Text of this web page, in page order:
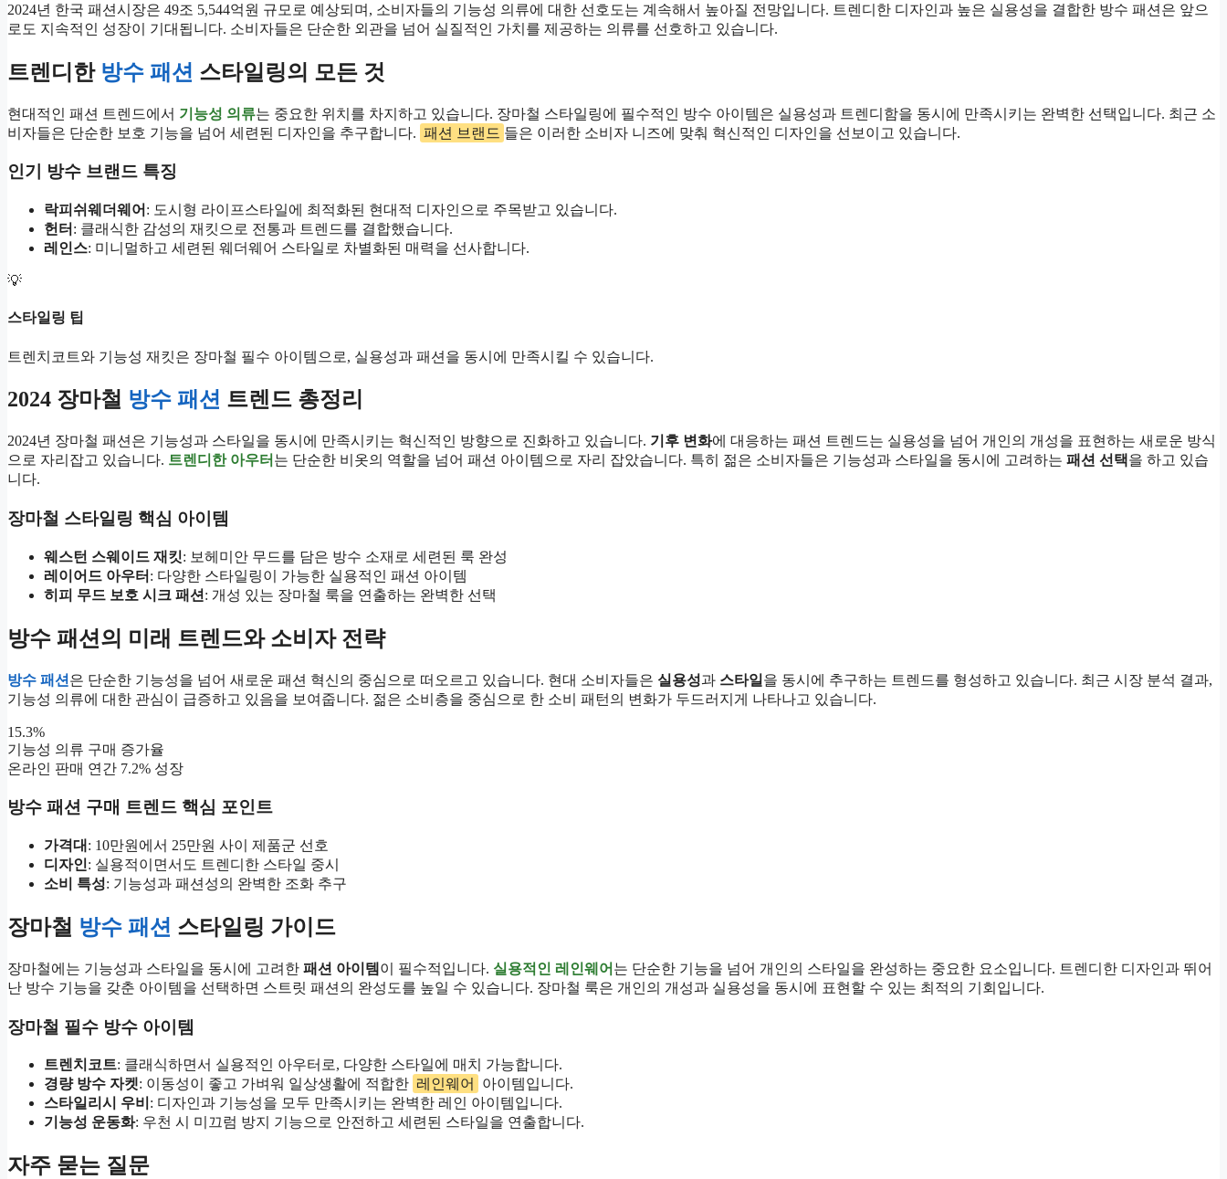
2024년 한국 패션시장은 49조 5,544억원 규모로 예상되며, 소비자들의 기능성 의류에 대한 선호도는 계속해서 높아질 전망입니다. 트렌디한 디자인과 높은 실용성을 결합한 방수 패션은 앞으
로도 지속적인 성장이 기대됩니다. 소비자들은 단순한 외관을 넘어 실질적인 가치를 제공하는 의류를 선호하고 있습니다.
트렌디한 방수 패션 스타일링의 모든 것
현대적인 패션 트렌드에서 기능성 의류는 중요한 위치를 차지하고 있습니다. 장마철 스타일링에 필수적인 방수 아이템은 실용성과 트렌디함을 동시에 만족시키는 완벽한 선택입니다. 최근 소
비자들은 단순한 보호 기능을 넘어 세련된 디자인을 추구합니다. 패션 브랜드 들은 이러한 소비자 니즈에 맞춰 혁신적인 디자인을 선보이고 있습니다.
인기 방수 브랜드 특징
락피쉬웨더웨어 : 도시형 라이프스타일에 최적화된 현대적 디자인으로 주목받고 있습니다.
헌터 : 클래식한 감성의 재킷으로 전통과 트렌드를 결합했습니다.
레인스: 미니멀하고 세련된 웨더웨어 스타일로 차별화된 매력을 선사합니다.
💡
스타일링 팁
트렌치코트와 기능성 재킷은 장마철 필수 아이템으로, 실용성과 패션을 동시에 만족시킬 수 있습니다.
2024 장마철 방수 패션 트렌드 총정리
2024년 장마철 패션은 기능성과 스타일을 동시에 만족시키는 혁신적인 방향으로 진화하고 있습니다. 기후 변화에 대응하는 패션 트렌드는 실용성을 넘어 개인의 개성을 표현하는 새로운 방식
으로 자리잡고 있습니다. 트렌디한 아우터 는 단순한 비옷의 역할을 넘어 패션 아이템으로 자리 잡았습니다. 특히 젊은 소비자들은 기능성과 스타일을 동시에 고려하는 패션 선택을 하고 있습
니다.
장마철 스타일링 핵심 아이템
웨스턴 스웨이드 재킷: 보헤미안 무드를 담은 방수 소재로 세련된 룩 완성
레이어드 아우터 : 다양한 스타일링이 가능한 실용적인 패션 아이템
히피 무드 보호 시크 패션 : 개성 있는 장마철 룩을 연출하는 완벽한 선택
방수 패션의 미래 트렌드와 소비자 전략
방수 패션 은 단순한 기능성을 넘어 새로운 패션 혁신의 중심으로 떠오르고 있습니다. 현대 소비자들은 실용성과 스타일 을 동시에 추구하는 트렌드를 형성하고 있습니다. 최근 시장 분석 결과,
기능성 의류에 대한 관심이 급증하고 있음을 보여줍니다. 젊은 소비층을 중심으로 한 소비 패턴의 변화가 두드러지게 나타나고 있습니다.
15.3%
기능성 의류 구매 증가율
온라인 판매 연간 7.2% 성장
방수 패션 구매 트렌드 핵심 포인트
가격대 : 10만원에서 25만원 사이 제품군 선호
디자인: 실용적이면서도 트렌디한 스타일 중시
소비 특성: 기능성과 패션성의 완벽한 조화 추구
장마철 방수 패션 스타일링 가이드
장마철에는 기능성과 스타일을 동시에 고려한 패션 아이템 이 필수적입니다. 실용적인 레인웨어 는 단순한 기능을 넘어 개인의 스타일을 완성하는 중요한 요소입니다. 트렌디한 디자인과 뛰어
난 방수 기능을 갖춘 아이템을 선택하면 스트릿 패션의 완성도를 높일 수 있습니다. 장마철 룩은 개인의 개성과 실용성을 동시에 표현할 수 있는 최적의 기회입니다.
장마철 필수 방수 아이템
트렌치코트: 클래식하면서 실용적인 아우터로, 다양한 스타일에 매치 가능합니다.
경량 방수 자켓: 이동성이 좋고 가벼워 일상생활에 적합한 레인웨어
아이템입니다.
스타일리시 우비 : 디자인과 기능성을 모두 만족시키는 완벽한 레인 아이템입니다.
기능성 운동화: 우천 시 미끄럼 방지 기능으로 안전하고 세련된 스타일을 연출합니다.
자주 묻는 질문